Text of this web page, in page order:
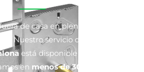
de casa en plena noche o has
Nuestro servicio de
está disponible en cualquier
en menos de 30 minutos